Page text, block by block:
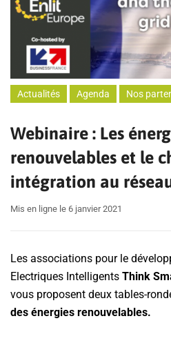
Actualités Agenda Nos
Webinaire : Les
renouvelables et le
intégration au
Mis en ligne le 6 janvier 2021
Les associations pour le
Electriques Intelligents Think
vous proposent deux tables-
des énergies renouvelables.